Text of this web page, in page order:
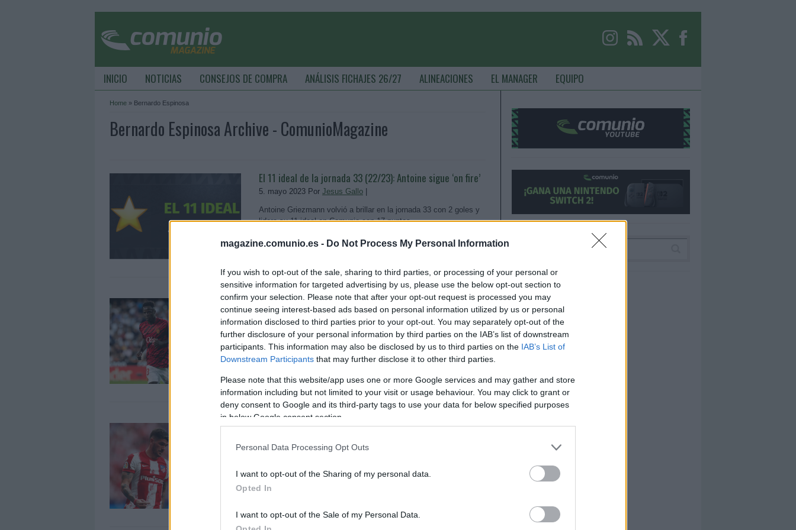
magazine.comunio.es - Do Not Process My Personal Information
If you wish to opt-out of the sale, sharing to third parties, or processing of your personal or
sensitive information for targeted advertising by us, please use the below opt-out section to
confirm your selection. Please note that after your opt-out request is processed you may
continue seeing interest-based ads based on personal information utilized by us or personal
information disclosed to third parties prior to your opt-out. You may separately opt-out of the
further disclosure of your personal information by third parties on the IAB’s list of downstream
participants. This information may also be disclosed by us to third parties on the IAB’s List of
Downstream Participants that may further disclose it to other third parties.
Please note that this website/app uses one or more Google services and may gather and store
information including but not limited to your visit or usage behaviour. You may click to grant or
deny consent to Google and its third-party tags to use your data for below specified purposes
in below Google consent section.
Personal Data Processing Opt Outs
I want to opt-out of the Sharing of my personal data.
Opted In
I want to opt-out of the Sale of my Personal Data.
INICIO NOTICIAS CONSEJOS DE COMPRA ANÁLISIS FICHAJES 26/27 ALINEACIONES EL MANAGER EQUIPO
Home » Bernardo Espinosa
Bernardo Espinosa Archive - ComunioMagazine
El 11 ideal de la jornada 33 (22/23): Antoine sigue ‘on fire’
5. mayo 2023 Por Jesus Gallo
Antoine Griezmann volvió a brillar en la jornada 33 con 2 goles y
lidera su 11 ideal en Comunio con 17 puntos.
Cinco fichajes ‘low cost’ para la jornada 18
18. enero 2023 Por
Si necesitas fichajes 'low cost' para completar tu equipo de la
jornada 18, en este artículo te presentamos cinco opciones que
valen menos de 1 millón de euros.
La última hora de la jornada 15 de LaLiga (22/23)
Repasamos algunas de las noticias de última hora de la jornada